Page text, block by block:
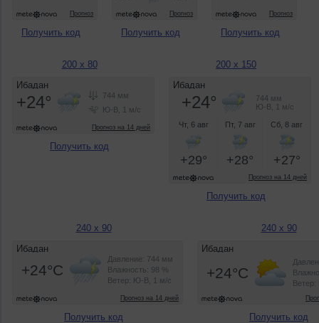
Получить код Получить код Получить код
200 x 80
Получить код
200 x 150
Получить код
240 x 90
Получить код
240 x 90
Получить код